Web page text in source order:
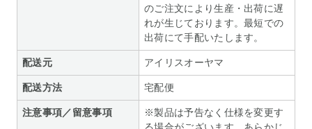
のご注文により生産・出荷に遅
れが生じております。最短での
出荷にて手配いたします。
配送元 アイリスオーヤマ
配送方法 宅配便
注意事項／留意事項
※製品は予告なく仕様を変更す
る場合がございます。あらかじ